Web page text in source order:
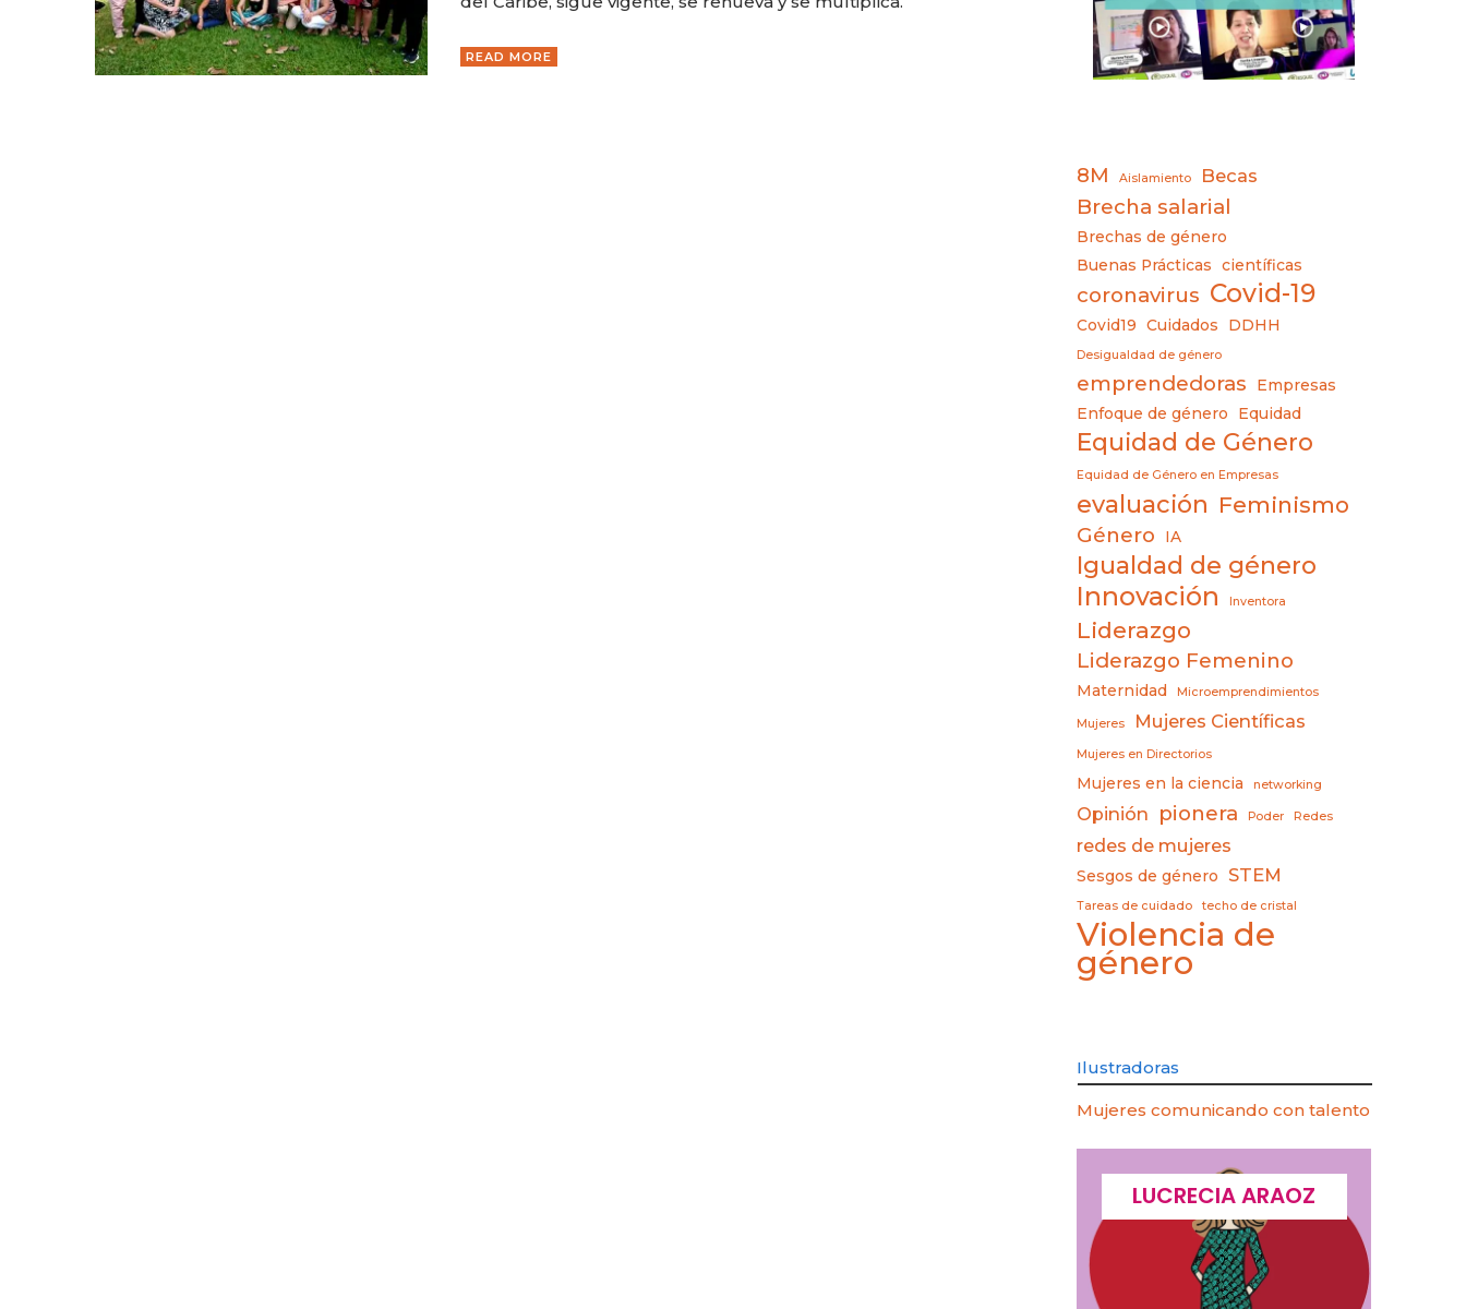
READ MORE
8M Aislamiento Becas
Brecha salarial
Brechas de género
Buenas Prácticas
científicas
coronavirus Covid-19
Covid19 Cuidados DDHH
Desigualdad de género
emprendedoras
Empresas
Enfoque de género
Equidad
Equidad de Género
Equidad de Género en Empresas
evaluación Feminismo
Género IA
Igualdad de género
Innovación Inventora
Liderazgo
Liderazgo Femenino
Maternidad Microemprendimientos
Mujeres Mujeres Científicas
Mujeres en Directorios
Mujeres en la ciencia networking
Opinión pionera Poder Redes
redes de mujeres
Sesgos de género STEM
Tareas de cuidado techo de cristal
Violencia de
género
Ilustradoras
Mujeres comunicando con talento
LUCRECIA ARAOZ